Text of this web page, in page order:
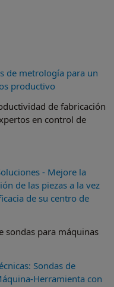
de metrología para un
productivo
de fabricación
en control de
- Mejore la
de las piezas a la vez
de su centro de
sondas para máquinas
Sondas de
Herramienta con